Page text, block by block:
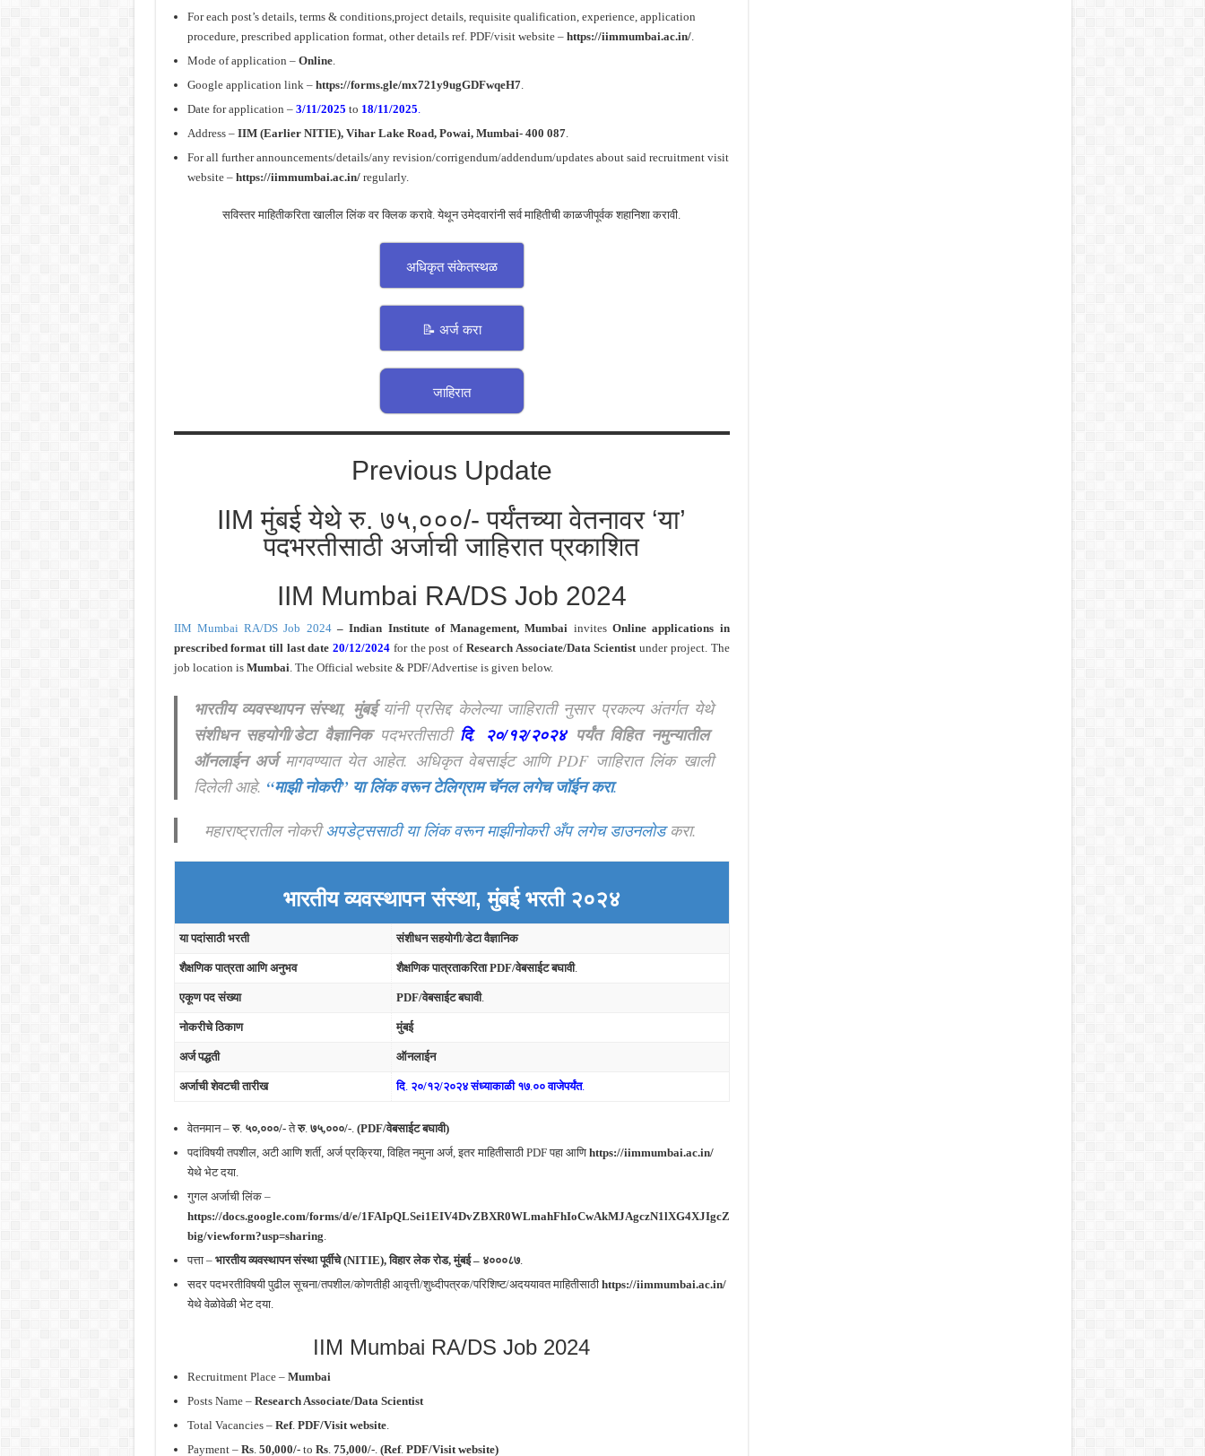
For each post’s details, terms & conditions,project details, requisite qualification, experience, application
procedure, prescribed application format, other details ref. PDF/visit website – https://iimmumbai.ac.in/.
Mode of application –Online.
Google application link –https://forms.gle/mx721y9ugGDFwqeH7.
Date for application – 3/11/2025 to 18/11/2025
Address – IIM (Earlier NITIE), Vihar Lake Road, Powai, Mumbai- 400 087.
For all further announcements/details/any revision/corrigendum/addendum/updates about said recruitment visit
website –https://iimmumbai.ac.in/regularly.
सविस्तर माहितीकरिता खालील लिंक वर क्लिक करावे. येथून उमेदवारांनी सर्व माहितीची काळजीपूर्वक शहानिशा करावी.
अधिकृत संकेतस्थळ
📝 अर्ज करा
जाहिरात
Previous Update
IIM मुंबई येथे रु. ७५,०००/- पर्यंतच्या वेतनावर ‘या’
पदभरतीसाठी अर्जाची जाहिरात प्रकाशित
IIM Mumbai RA/DS Job 2024
IIM Mumbai RA/DS Job 2024– Indian Institute of Management, Mumbai invitesOnline applications in
prescribed format till last date 20/12/2024 for the post of Research Associate/Data Scientistunder project. The
job location isMumbai . The Official website & PDF/Advertise is given below.
भारतीय व्यवस्थापन संस्था, मुंबई यांनी प्रसिद्द केलेल्या जाहिराती नुसार प्रकल्प अंतर्गत येथे
संशीधन सहयोगी/डेटा वैज्ञानिक पदभरतीसाठी दि. २०/१२/२०२४ पर्यंत विहित नमुन्यातील
ऑनलाईन अर्जमागवण्यात येत आहेत. अधिकृत वेबसाईट आणि PDF जाहिरात लिंक खाली
दिलेली आहे. “माझी नोकरी” या लिंक वरून टेलिग्राम चॅनल लगेच जॉईन करा.
महाराष्ट्रातील नोकरीअपडेट्ससाठी या लिंक वरून माझीनोकरी अँप लगेच डाउनलोडकरा.
भारतीय व्यवस्थापन संस्था, मुंबई भरती २०२४
या पदांसाठी भरती संशीधन सहयोगी/डेटा वैज्ञानिक
शैक्षणिक पात्रता आणि अनुभव शैक्षणिक पात्रताकरिता PDF/वेबसाईट बघावी.
एकूण पद संख्या PDF/वेबसाईट बघावी.
नोकरीचे ठिकाण मुंबई
अर्ज पद्धती ऑनलाईन
अर्जाची शेवटची तारीख दि. २०/१२/२०२४ संध्याकाळी १७. ०० वाजेपर्यंत.
वेतनमान –रु.५०,०००/-तेरु. ७५,०००/-. (PDF/वेबसाईट बघावी)
पदांविषयी तपशील, अटी आणि शर्ती, अर्ज प्रक्रिया, विहित नमुना अर्ज, इतर माहितीसाठी PDF पहा आणि https://iimmumbai.ac.in/
येथे भेट दया.
गुगल अर्जाची लिंक –
https://docs.google.com/forms/d/e/1FAIpQLSei1EIV4DvZBXR0WLmahFhIoCwAkMJAgczN1lXG4XJIgcZ
big/viewform?usp=sharing.
पत्ता –भारतीय व्यवस्थापन संस्था पूर्वीचे (NITIE), विहार लेक रोड, मुंबई – ४०००८७.
सदर पदभरतीविषयी पुढील सूचना/तपशील/कोणतीही आवृत्ती/शुध्दीपत्रक/परिशिष्ट/अदययावत माहितीसाठी https://iimmumbai.ac.in/
येथे वेळोवेळी भेट दया.
IIM Mumbai RA/DS Job 2024
Recruitment Place –Mumbai
Posts Name – Research Associate/Data Scientist
Total Vacancies – Ref. PDF/Visit website.
Payment – Rs. 50,000/-to Rs. 75,000/-. (Ref. PDF/Visit website)